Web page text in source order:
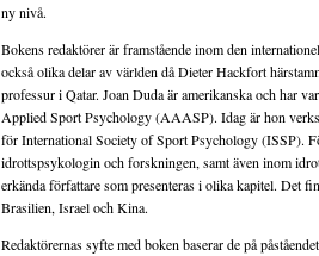
ny nivå.
Bokens redaktörer är framstående inom den
också olika delar av världen då Dieter Hackfort
professur i Qatar. Joan Duda är amerikanska och har
Applied Sport Psychology (AAASP). Idag är hon
för International Society of Sport Psychology (ISSP).
idrottspsykologin och forskningen, samt även inom
erkända författare som presenteras i olika kapitel. Det
Brasilien, Israel och Kina.
Redaktörernas syfte med boken baserar de på